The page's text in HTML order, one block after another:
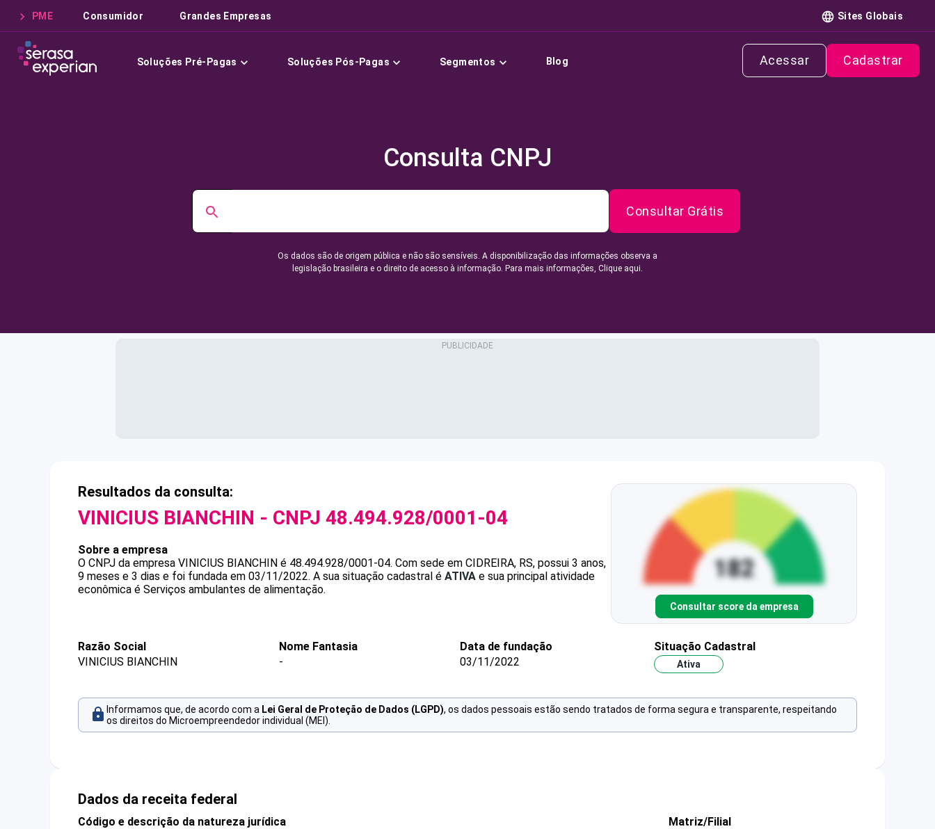
PME Consumidor Grandes Empresas Sites Globais
Soluções Pré-Pagas Soluções Pós-Pagas Segmentos Blog Acessar Cadastrar
Consulta CNPJ
Consultar Grátis
Os dados são de origem pública e não são sensíveis. A disponibilização das informações observa a
legislação brasileira e o direito de acesso à informação. Para mais informações, Clique aqui.
Resultados da consulta:
VINICIUS BIANCHIN - CNPJ 48.494.928/0001-04
Sobre a empresa
O CNPJ da empresa VINICIUS BIANCHIN é 48.494.928/0001-04. Com sede em CIDREIRA, RS, possui 3 anos,
9 meses e 3 dias e foi fundada em 03/11/2022. A sua situação cadastral é ATIVA e sua principal atividade
econômica é Serviços ambulantes de alimentação.
Consultar score da empresa
Razão Social
VINICIUS BIANCHIN
Nome Fantasia
-
Data de fundação
03/11/2022
Situação Cadastral
Ativa
Informamos que, de acordo com a Lei Geral de Proteção de Dados (LGPD), os dados pessoais estão sendo tratados de forma segura e transparente, respeitando
os direitos do Microempreendedor individual (MEI).
Dados da receita federal
Código e descrição da natureza jurídica
Matriz/Filial